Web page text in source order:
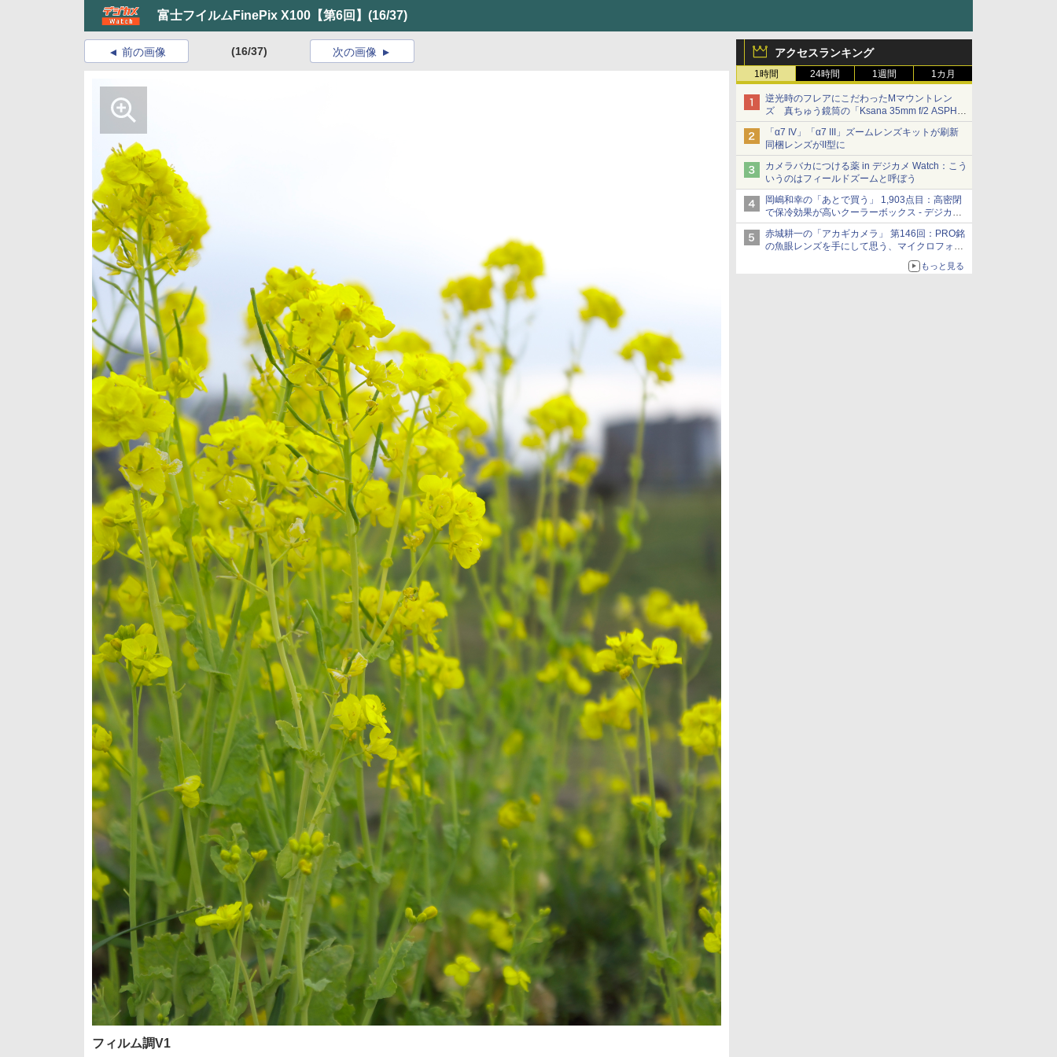
富士フイルムFinePix X100【第6回】 (16/37)
アクセスランキング
1時間 24時間 1週間 1カ月
逆光時のフレアにこだわったMマウントレン
ズ 真ちゅう鏡筒の「Ksana 35mm f/2 ASPH.
シルバークローム」
「α7 IV」「α7 III」ズームレンズキットが刷新
同梱レンズがII型に
カメラバカにつける薬 in デジカメ Watch：こう
いうのはフィールドズームと呼ぼう
岡嶋和幸の「あとで買う」 1,903点目：高密閉
で保冷効果が高いクーラーボックス - デジカメ
Watch
赤城耕一の「アカギカメラ」 第146回：PRO銘
の魚眼レンズを手にして思う、マイクロフォー
もっと見る
前の画像 (16/37) 次の画像
フィルム調V1